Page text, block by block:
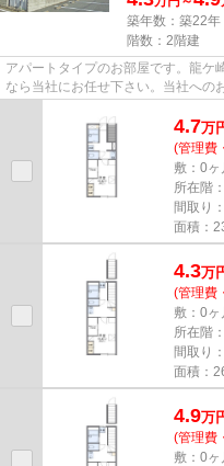
築年数：築22年
階数：2階建
アパートタイプのお部屋です。龍ケ
なら当社にお任せ下さい。当社へ
4.7万
(管理費
敷：0ヶ
所在階
間取り
面積：
4.3万
(管理費
敷：0ヶ
所在階
間取り
面積：
4.9万
(管理費
敷：0ヶ